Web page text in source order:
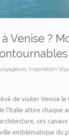
Venise ?
, Inspiration
de visiter Venise le
l’Italie attire chaque
ses
emblématique du